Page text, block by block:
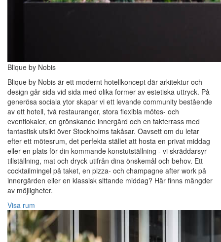
Blique by Nobis
Blique by Nobis är ett modernt hotellkoncept där arkitektur och
design går sida vid sida med olika former av estetiska uttryck. På
generösa sociala ytor skapar vi ett levande community bestående
av ett hotell, två restauranger, stora flexibla mötes- och
eventlokaler, en grönskande innergård och en takterrass med
fantastisk utsikt över Stockholms takåsar. Oavsett om du letar
efter ett mötesrum, det perfekta stället att hosta en privat middag
eller en plats för din kommande konstutställning - vi skräddarsyr
tillställning, mat och dryck utifrån dina önskemål och behov. Ett
cocktailmingel på taket, en pizza- och champagne after work på
innergården eller en klassisk sittande middag? Här finns mängder
av möjligheter.
Visa rum